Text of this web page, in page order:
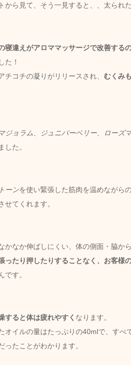
から見て、そう一見すると、、太られ
寝違えがアロママッサージで改善する
た！
チコチの凝りがリリースされ、 むくみ
ジョラム、ジュニパーベリー、ローズ
した。
ーンを使い緊張した筋肉を温めながら
せてくれます。
かなか伸ばしにくい、体の側面・脇か
ったり押したりすることなく、お客様
です。
すると体は疲れやすく なります。
オイルの量はたっぷりの40mlで、す
ったことがわかります。